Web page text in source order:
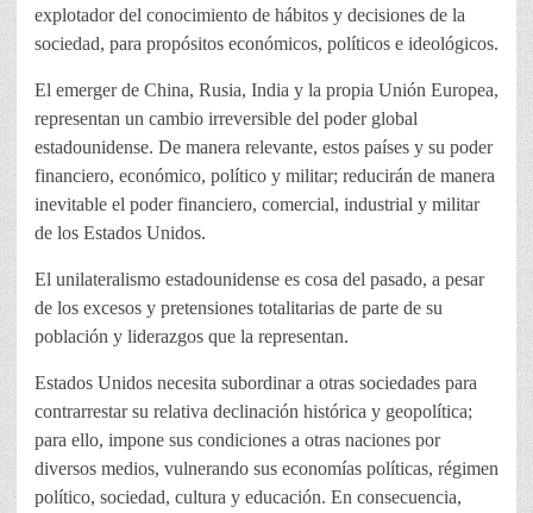
explotador del conocimiento de hábitos y decisiones de la
sociedad, para propósitos económicos, políticos e ideológicos.
El emerger de China, Rusia, India y la propia Unión Europea,
representan un cambio irreversible del poder global
estadounidense. De manera relevante, estos países y su poder
financiero, económico, político y militar; reducirán de manera
inevitable el poder financiero, comercial, industrial y militar
de los Estados Unidos.
El unilateralismo estadounidense es cosa del pasado, a pesar
de los excesos y pretensiones totalitarias de parte de su
población y liderazgos que la representan.
Estados Unidos necesita subordinar a otras sociedades para
contrarrestar su relativa declinación histórica y geopolítica;
para ello, impone sus condiciones a otras naciones por
diversos medios, vulnerando sus economías políticas, régimen
político, sociedad, cultura y educación. En consecuencia,